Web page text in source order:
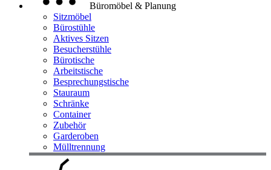
Büromöbel & Planung
Sitzmöbel
Bürostühle
Aktives Sitzen
Besucherstühle
Bürotische
Arbeitstische
Besprechungstische
Stauraum
Schränke
Container
Zubehör
Garderoben
Mülltrennung